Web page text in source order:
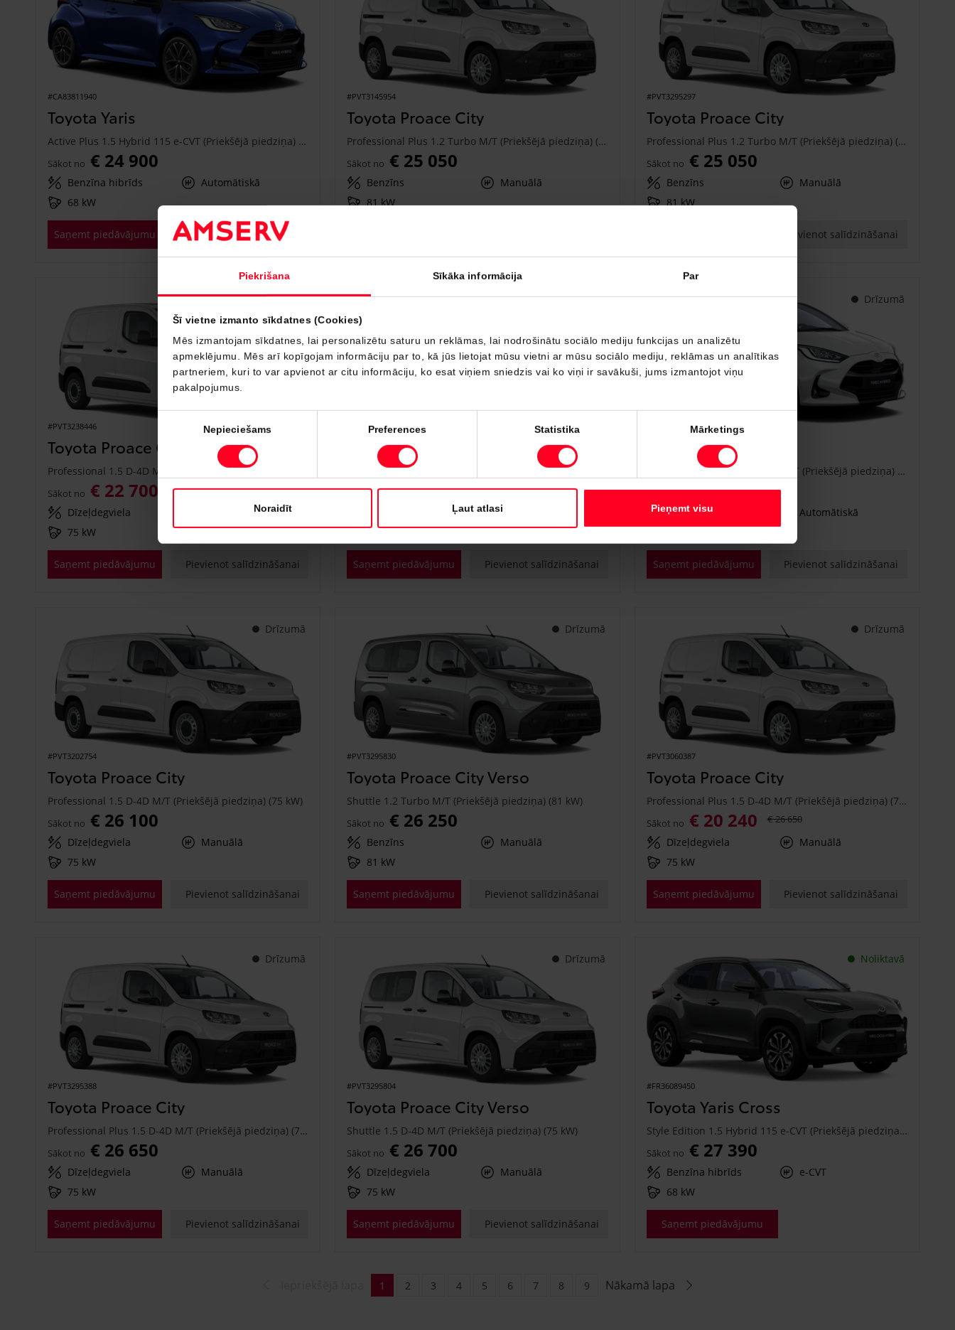
Piekrišana Sīkāka informācija Par
Šī vietne izmanto sīkdatnes (Cookies)
Mēs izmantojam sīkdatnes, lai personalizētu saturu un reklāmas, lai nodrošinātu sociālo mediju funkcijas un analizētu
apmeklējumu. Mēs arī kopīgojam informāciju par to, kā jūs lietojat mūsu vietni ar mūsu sociālo mediju, reklāmas un analītikas
partneriem, kuri to var apvienot ar citu informāciju, ko esat viņiem sniedzis vai ko viņi ir savākuši, jums izmantojot viņu
pakalpojumus.
Piekrišanas
Nepieciešams Preferences Statistika Mārketings
Noraidīt Ļaut atlasi Pieņemt visu
#CA83811940
Toyota Yaris
Active Plus 1.5 Hybrid 115 e-CVT (Priekšējā piedziņa) (68 kW)
Sākot no € 24 900
Benzīna hibrīds
Automātiskā
68 kW
Saņemt piedāvājumu Pievienot salīdzināšanai
#PVT3145954
Toyota Proace City
Professional Plus 1.2 Turbo M/T (Priekšējā piedziņa) (81 kW)
Sākot no € 25 050
Benzīns
Manuālā
81 kW
#PVT3295297
Toyota Proace City
Professional Plus 1.2 Turbo M/T (Priekšējā piedziņa) (81 kW)
Sākot no € 25 050
Benzīns
Manuālā
81 kW
Pievienot salīdzināšanai
Drīzumā
#PVT3238446
Toyota Proace City
Professional 1.5 D-4D M/T (Priekšējā piedziņa) (75 kW)
Sākot no € 22 700 € 25 150
Dīzeļdegviela
75 kW
Saņemt piedāvājumu Pievienot salīdzināšanai
Drīzumā
#PVT3295817
Toyota Proace City Verso
Shuttle 1.2 Turbo M/T (Priekšējā piedziņa) (81 kW)
Sākot no € 25 400
Manuālā
81 kW
Saņemt piedāvājumu Pievienot salīdzināšanai
Drīzumā
#CA86778840
Toyota Yaris
Active Plus 1.5 Hybrid 115 e-CVT (Priekšējā piedziņa) (68 kW)
Sākot no € 25 600
Benzīna hibrīds
Automātiskā
Saņemt piedāvājumu Pievienot salīdzināšanai
Drīzumā
#PVT3202754
Toyota Proace City
Professional 1.5 D-4D M/T (Priekšējā piedziņa) (75 kW)
Sākot no € 26 100
Dīzeļdegviela
Manuālā
75 kW
Saņemt piedāvājumu Pievienot salīdzināšanai
Drīzumā
#PVT3295830
Toyota Proace City Verso
Shuttle 1.2 Turbo M/T (Priekšējā piedziņa) (81 kW)
Sākot no € 26 250
Benzīns
Manuālā
81 kW
Saņemt piedāvājumu Pievienot salīdzināšanai
Drīzumā
#PVT3060387
Toyota Proace City
Professional Plus 1.5 D-4D M/T (Priekšējā piedziņa) (75 kW)
Sākot no € 20 240 € 26 650
Dīzeļdegviela
Manuālā
75 kW
Saņemt piedāvājumu Pievienot salīdzināšanai
Drīzumā
#PVT3295388
Toyota Proace City
Professional Plus 1.5 D-4D M/T (Priekšējā piedziņa) (75 kW)
Sākot no € 26 650
Dīzeļdegviela
Manuālā
75 kW
Saņemt piedāvājumu Pievienot salīdzināšanai
Drīzumā
#PVT3295804
Toyota Proace City Verso
Shuttle 1.5 D-4D M/T (Priekšējā piedziņa) (75 kW)
Sākot no € 26 700
Dīzeļdegviela
Manuālā
75 kW
Saņemt piedāvājumu Pievienot salīdzināšanai
Noliktavā
#FR36089450
Toyota Yaris Cross
Style Edition 1.5 Hybrid 115 e-CVT (Priekšējā piedziņa) (68 kW)
Sākot no € 27 390
Benzīna hibrīds
e-CVT
68 kW
Saņemt piedāvājumu
Nākamā lapa
1 2 3 4 5 6 7 8 9